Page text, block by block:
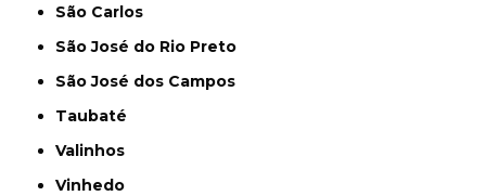
São Carlos
São José do Rio Preto
São José dos Campos
Taubaté
Valinhos
Vinhedo